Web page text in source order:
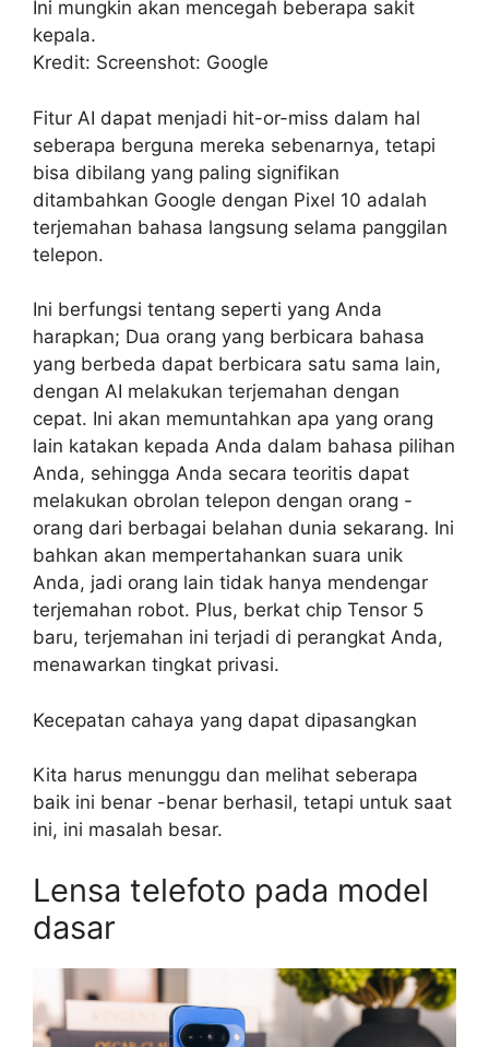
Ini mungkin akan mencegah beberapa sakit
kepala.
Kredit: Screenshot: Google
Fitur AI dapat menjadi hit-or-miss dalam hal
seberapa berguna mereka sebenarnya, tetapi
bisa dibilang yang paling signifikan
ditambahkan Google dengan Pixel 10 adalah
terjemahan bahasa langsung selama panggilan
telepon.
Ini berfungsi tentang seperti yang Anda
harapkan; Dua orang yang berbicara bahasa
yang berbeda dapat berbicara satu sama lain,
dengan AI melakukan terjemahan dengan
cepat. Ini akan memuntahkan apa yang orang
lain katakan kepada Anda dalam bahasa pilihan
Anda, sehingga Anda secara teoritis dapat
melakukan obrolan telepon dengan orang -
orang dari berbagai belahan dunia sekarang. Ini
bahkan akan mempertahankan suara unik
Anda, jadi orang lain tidak hanya mendengar
terjemahan robot. Plus, berkat chip Tensor 5
baru, terjemahan ini terjadi di perangkat Anda,
menawarkan tingkat privasi.
Kecepatan cahaya yang dapat dipasangkan
Kita harus menunggu dan melihat seberapa
baik ini benar -benar berhasil, tetapi untuk saat
ini, ini masalah besar.
Lensa telefoto pada model
dasar